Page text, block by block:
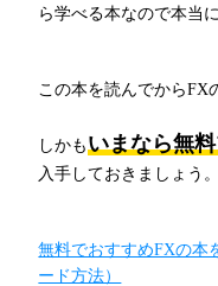
ら学べる本なので本当
この本を読んでからFX
しかも いまなら無
入手しておきましょう
無料でおすすめFXの本
ード方法）